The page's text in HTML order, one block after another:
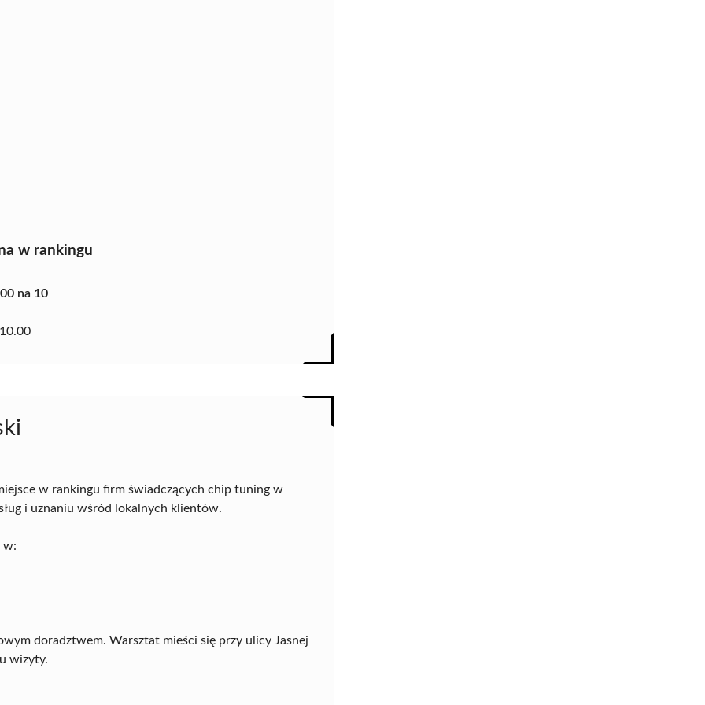
w rankingu
na 10
10.00
w rankingu firm świadczących chip tuning w
i uznaniu wśród lokalnych klientów.
w:
doradztwem. Warsztat mieści się przy ulicy Jasnej
wizyty.